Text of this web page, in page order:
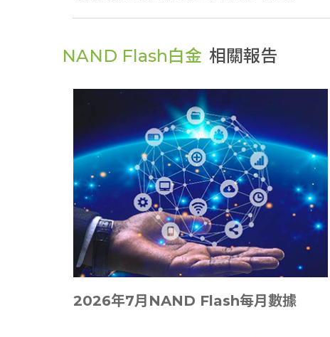
NAND Flash白金 相關報告
2026年7月NAND Flash每月數據